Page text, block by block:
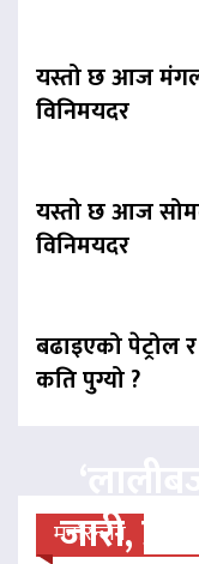
यस्तो छ आज
विनिमयदर
यस्तो छ आज
विनिमयदर
बढाइएको
कति पुग्यो ?
मनोरन्जन
जारी,